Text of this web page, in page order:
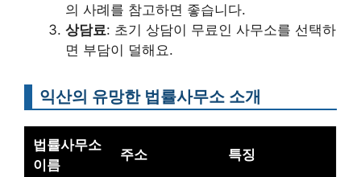
의 사례를 참고하면 좋습니다.
상담료: 초기 상담이 무료인 사무소를 선택하
면 부담이 덜해요.
익산의 유망한 법률사무소 소개
법률사무소
이름
주소 특징